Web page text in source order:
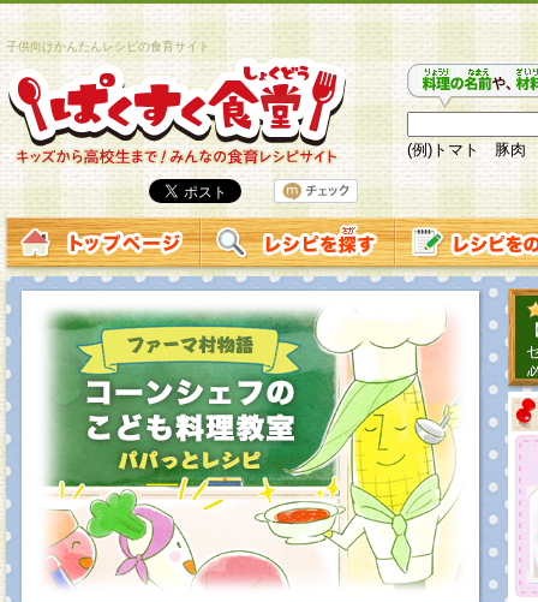
子供向けかんたんレシピの食育サイト
(例)トマト 豚肉